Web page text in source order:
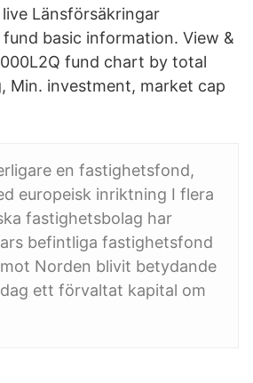
Länsförsäkringar
basic information. View &
fund chart by total
Min. investment, market cap
en fastighetsfond,
europeisk inriktning I flera
fastighetsbolag har
befintliga fastighetsfond
Norden blivit betydande
ett förvaltat kapital om